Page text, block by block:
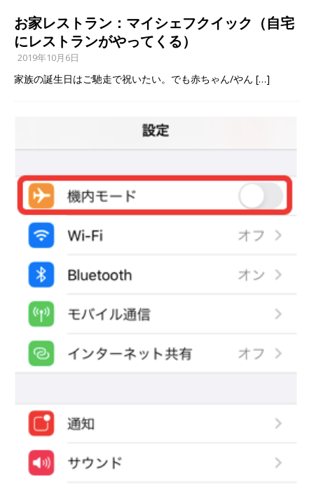
お家レストラン：マイシェフクイック（自宅
にレストランがやってくる）
2019年10月6日
家族の誕生日はご馳走で祝いたい。でも赤ちゃん/やん […]